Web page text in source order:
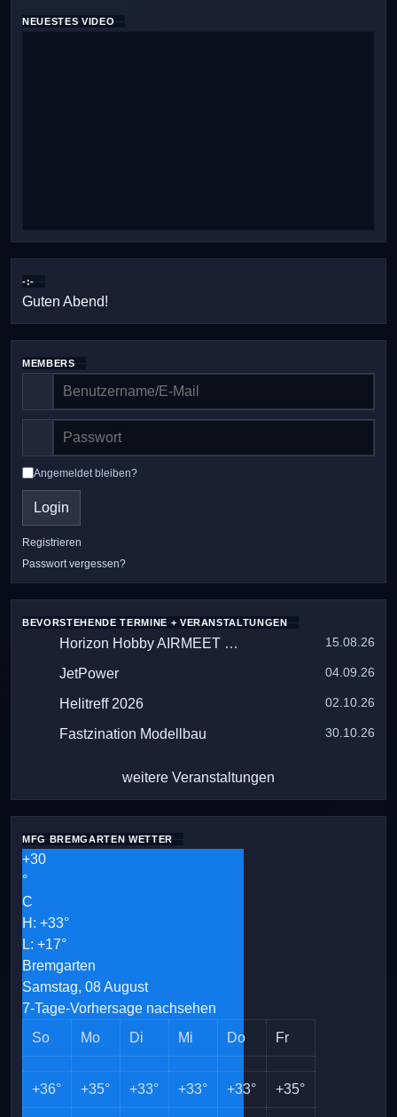
NEUESTES VIDEO
-:-
Guten Abend!
MEMBERS
Angemeldet bleiben?
Login
Registrieren
Passwort vergessen?
BEVORSTEHENDE TERMINE + VERANSTALTUNGEN
Horizon Hobby AIRMEET 2026 15.08.26
JetPower 04.09.26
Helitreff 2026 02.10.26
Fastzination Modellbau 30.10.26
weitere Veranstaltungen
MFG BREMGARTEN WETTER
+30
°
C
H: +33°
L: +17°
Bremgarten
Samstag, 08 August
7-Tage-Vorhersage nachsehen
So
Mo Di Mi Do Fr
+36° +35° +33° +33° +33° +35°